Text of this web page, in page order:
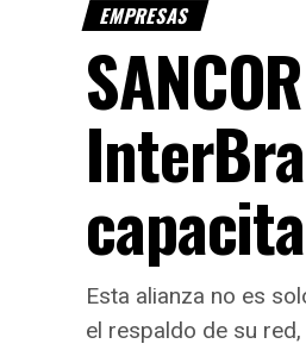
EMPRESAS
Esta alianza no es
el respaldo de su